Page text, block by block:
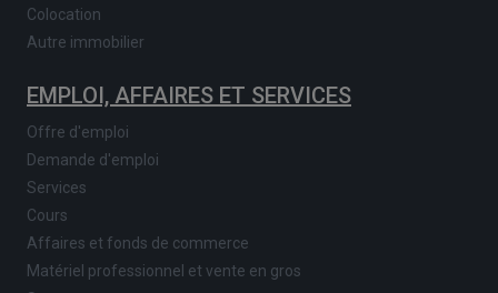
Colocation
Autre immobilier
EMPLOI, AFFAIRES ET SERVICES
Offre d'emploi
Demande d'emploi
Services
Cours
Affaires et fonds de commerce
Matériel professionnel et vente en gros